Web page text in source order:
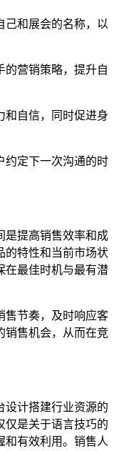
己和展会的名称，以
的营销策略，提升自
和自信，同时促进身
约定下一次沟通的时
是提高销售效率和成
的特性和当前市场状
在最佳时机与最有潜
售节奏，及时响应客
销售机会，从而在竞
设计搭建行业资源的
仅是关于语言技巧的
和有效利用。销售人